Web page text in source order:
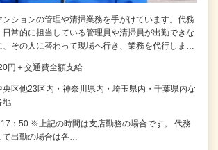
ンションの管理や清掃業務を手がけています。代務
日常的に担当している管理員や清掃員が出勤できな
、その人に替わって現場へ行き、業務を代行しま…
円＋交通費全額支給
央区他23区内・神奈川県内・埼玉県内・千葉県内な
地
：50 ※上記の時間は支店勤務の場合です。 代務
て出勤の場合は各…